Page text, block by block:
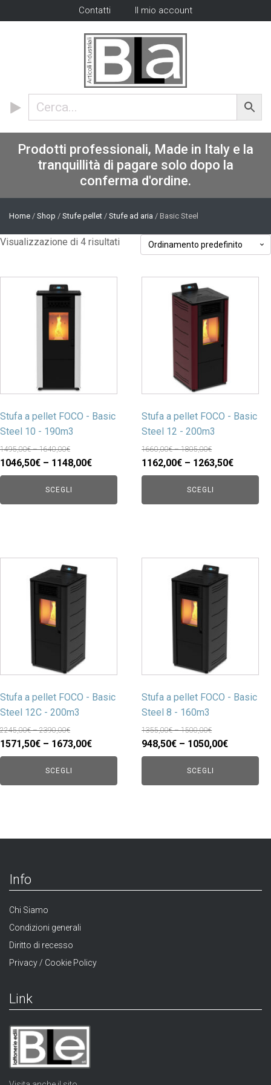
Contatti Il mio account
Prodotti professionali, Made in Italy e la
tranquillità di pagare solo dopo la
conferma d'ordine.
Home / Shop / Stufe pellet / Stufe ad aria / Basic Steel
Visualizzazione di 4 risultati
Stufa a pellet FOCO - Basic
Steel 10 - 190m3
1495,00€ – 1640,00€
1046,50€ – 1148,00€
SCEGLI
Stufa a pellet FOCO - Basic
Steel 12 - 200m3
1660,00€ – 1805,00€
1162,00€ – 1263,50€
SCEGLI
Stufa a pellet FOCO - Basic
Steel 12C - 200m3
2245,00€ – 2390,00€
1571,50€ – 1673,00€
SCEGLI
Stufa a pellet FOCO - Basic
Steel 8 - 160m3
1355,00€ – 1500,00€
948,50€ – 1050,00€
SCEGLI
Info
Chi Siamo
Condizioni generali
Diritto di recesso
Privacy / Cookie Policy
Link